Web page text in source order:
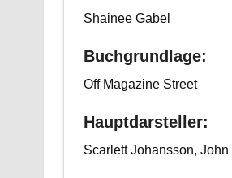
Shainee Gabel
Buchgrundlage:
Off Magazine Street
Hauptdarsteller:
Scarlett Johansson,